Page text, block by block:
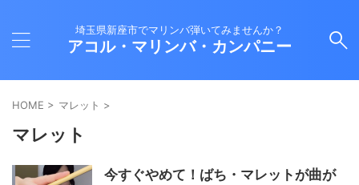
埼玉県新座市でマリンバ弾いてみませんか？
アコル・マリンバ・カンパニー
HOME > マレット >
マレット
今すぐやめて！ばち・マレットが曲が